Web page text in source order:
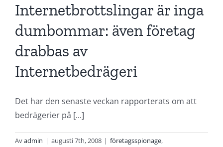
Internetbrottslingar är inga
dumbommar: även företag
drabbas av
Internetbedrägeri
Det har den senaste veckan rapporterats om att
bedrägerier på [...]
Avadmin | augusti 7th, 2008 | företagsspionage,